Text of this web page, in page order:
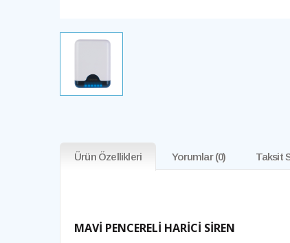
Ürün Özellikleri Yorumlar(0) Taksit
MAVİ PENCERELİ HARİCİ SİREN